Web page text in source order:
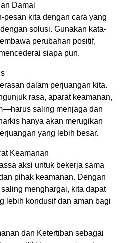
Damai
pesan kita dengan cara yang
solusi. Gunakan kata-
perubahan positif,
siapa pun.
dalam perjuangan kita.
rasa, aparat keamanan,
saling menjaga dan
hanya akan merugikan
yang lebih besar.
Keamanan
aksi untuk bekerja sama
pihak keamanan. Dengan
menghargai, kita dapat
lebih kondusif dan aman bagi
dan Ketertiban sebagai